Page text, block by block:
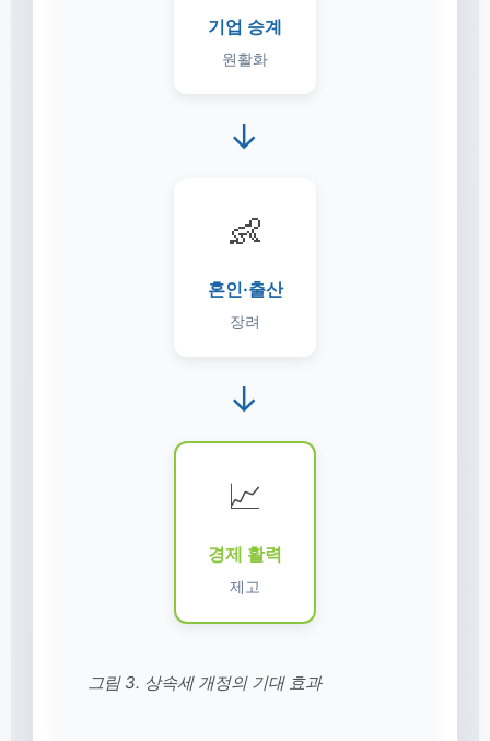
기업 승계
원활화
→
👶
혼인·출산
장려
→
📈
경제 활력
제고
그림 3. 상속세 개정의 기대 효과